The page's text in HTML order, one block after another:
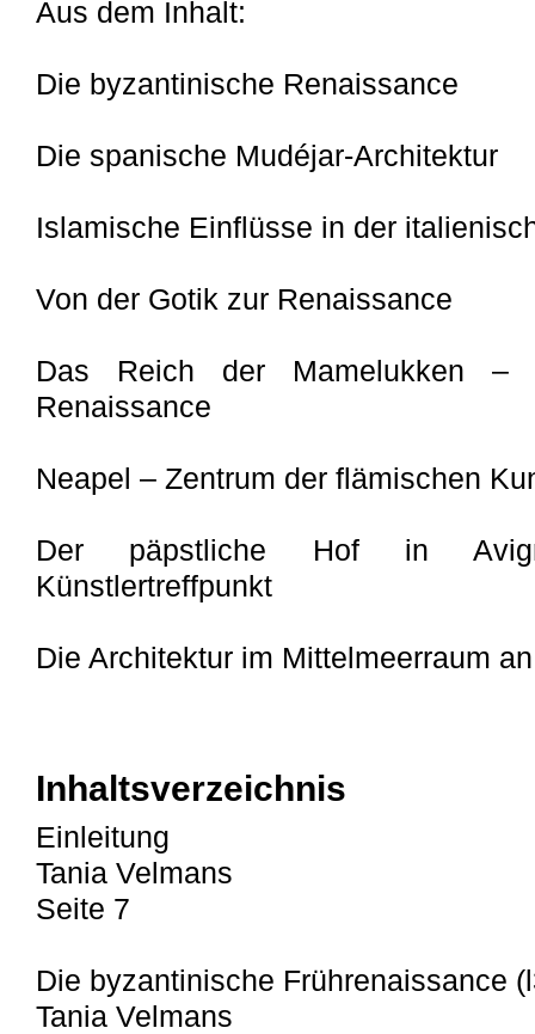
Aus dem Inhalt:
Die byzantinische Renaissance
Die spanische Mudéjar-Architektur
Islamische Einflüsse in der
Von der Gotik zur Renaissance
Das Reich der Mamelukken –
Renaissance
Neapel – Zentrum der flämischen
Der päpstliche Hof in
Künstlertreffpunkt
Die Architektur im Mittelmeerraum
Inhaltsverzeichnis
Einleitung
Tania Velmans
Seite 7
Die byzantinische Frührenaissance
Tania Velmans